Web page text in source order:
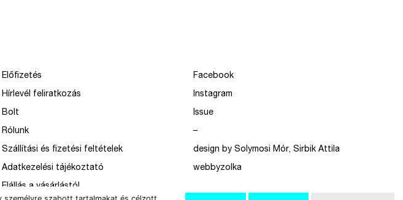
Előfizetés
Hírlevél feliratkozás
Bolt
Rólunk
Szállítási és fizetési feltételek
Adatkezelési tájékoztató
Elállás a vásárlástól
Facebook
Instagram
Issue
–
design by Solymosi Mór, Sirbik Attila
webbyzolka